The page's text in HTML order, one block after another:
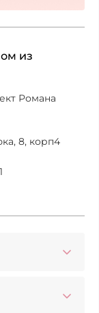
из
Романа
8, корп4